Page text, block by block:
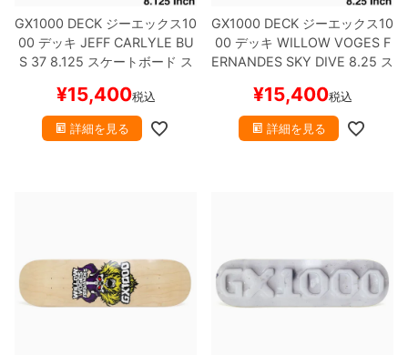
GX1000 DECK ジーエックス10
00 デッキ JEFF CARLYLE BU
S 37 8.125 スケートボード ス
¥15,400税込
詳細を見る
GX1000 DECK ジーエックス10
00 デッキ WILLOW VOGES F
ERNANDES SKY DIVE 8.25 ス
¥15,400税込
詳細を見る